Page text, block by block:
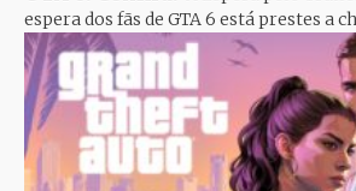
espera dos fãs de GTA 6 está prestes a